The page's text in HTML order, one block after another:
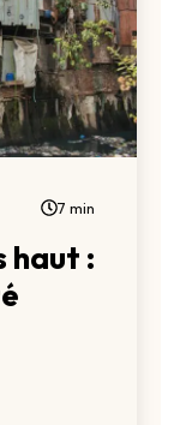
7 min
haut :